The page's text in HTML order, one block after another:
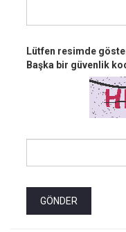
Lütfen resimde
Başka bir güvenlik